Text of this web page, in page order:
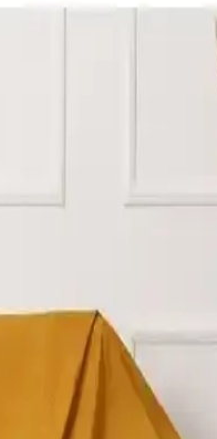
Özellikler ve Kullanıcı
Home koltuk
yorumlarıyla detaylı
açısından önemli bilgiler
Malzeme, Uyum ve
markası Riselerhome ve
ve kullanıcı memnuniyeti
Viaden
ve Performansı
koltuk örtülerinin malzeme,
karşılaştırıyoruz.
avantajları ve